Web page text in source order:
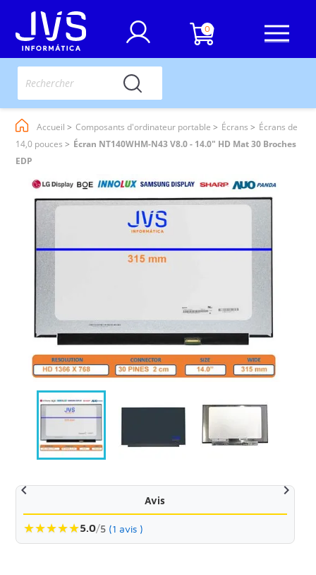
0
Accueil Composants d'ordinateur portable Écrans
Écrans de
14,0 pouces
Écran NT140WHM-N43 V8.0 - 14.0" HD Mat 30 Broches
EDP
 
Avis
★★★★★5.0/5 (1 avis )